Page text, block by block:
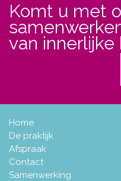
Komt u met
van innerlijke
Home
De praktijk
Afspraak
Contact
Samenwerking